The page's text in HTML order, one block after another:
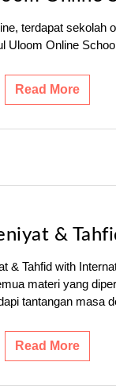
terdapat sekolah
Uloom Online
Read More
&
& Tahfid with
materi yang
tantangan masa
Read More